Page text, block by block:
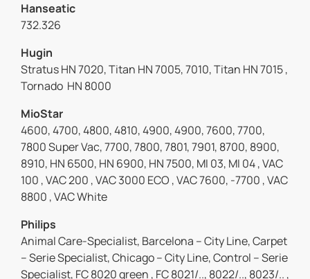
Hanseatic
732.326
Hugin
Stratus HN 7020, Titan HN 7005, 7010, Titan HN 7015 ,
Tornado HN 8000
MioStar
4600, 4700, 4800, 4810, 4900, 4900, 7600, 7700,
7800 Super Vac, 7700, 7800, 7801, 7901, 8700, 8900,
8910, HN 6500, HN 6900, HN 7500, MI 03, MI 04 , VAC
100 , VAC 200 , VAC 3000 ECO , VAC 7600, -7700 , VAC
8800 , VAC White
Philips
Animal Care-Specialist, Barcelona – City Line, Carpet
– Serie Specialist, Chicago – City Line, Control – Serie
Specialist, FC 8020 green , FC 8021/.., 8022/.., 8023/.. ,